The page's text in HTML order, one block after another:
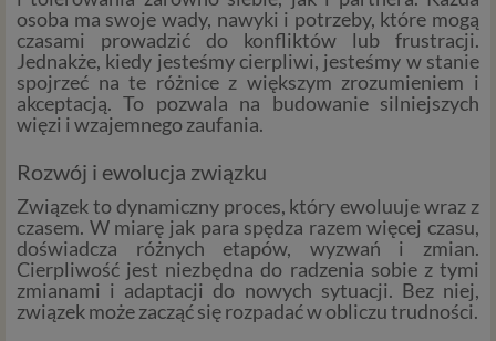
osoba ma swoje wady, nawyki i potrzeby, które mogą
czasami prowadzić do konfliktów lub frustracji.
Jednakże, kiedy jesteśmy cierpliwi, jesteśmy w stanie
spojrzeć na te różnice z większym zrozumieniem i
akceptacją. To pozwala na budowanie silniejszych
więzi i wzajemnego zaufania.
Rozwój i ewolucja związku
Związek to dynamiczny proces, który ewoluuje wraz z
czasem. W miarę jak para spędza razem więcej czasu,
doświadcza różnych etapów, wyzwań i zmian.
Cierpliwość jest niezbędna do radzenia sobie z tymi
zmianami i adaptacji do nowych sytuacji. Bez niej,
związek może zacząć się rozpadać w obliczu trudności.